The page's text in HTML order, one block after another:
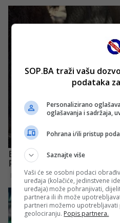
SOP.BA traži vašu
podataka
Personalizirano
oglašavanja i sadržaja,
Pohrana i/ili pristup
Saznajte više
Vaši će se osobni podaci
uređaja (kolačiće, jedinstvene
uređaja) može pohranjivati,
partnera ili ih može
partneri možemo upotrebljavati
geolociranju. Popis partnera.